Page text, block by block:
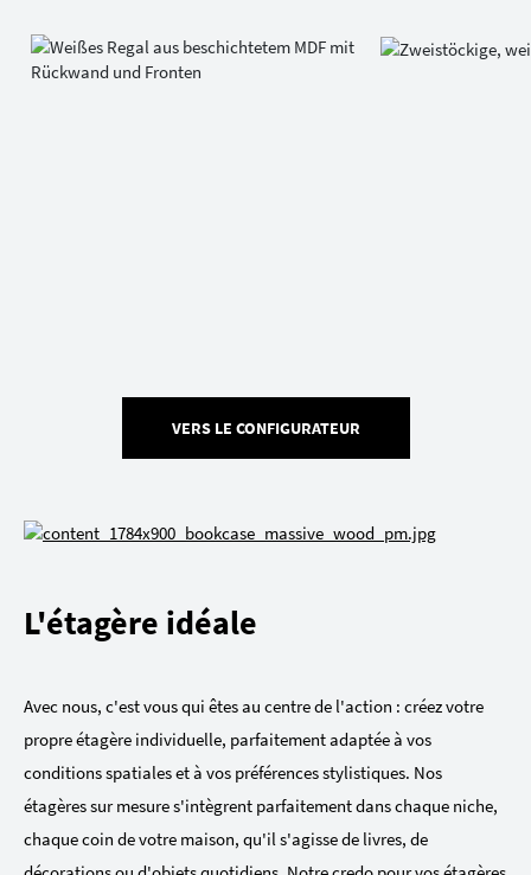
VERS LE CONFIGURATEUR
L'étagère idéale
Avec nous, c'est vous qui êtes au centre de l'action : créez votre
propre étagère individuelle, parfaitement adaptée à vos
conditions spatiales et à vos préférences stylistiques. Nos
étagères sur mesure s'intègrent parfaitement dans chaque niche,
chaque coin de votre maison, qu'il s'agisse de livres, de